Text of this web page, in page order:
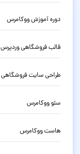
دوره آموزش ووکامرس
قالب فروشگاهی وردپرس
طراحی سایت فروشگاهی
سئو ووکامرس
هاست ووکامرس